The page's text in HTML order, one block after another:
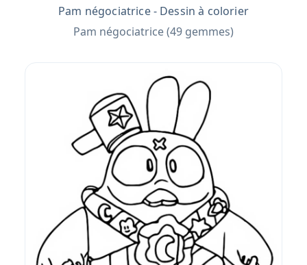
Pam négociatrice - Dessin à colorier
Pam négociatrice (49 gemmes)